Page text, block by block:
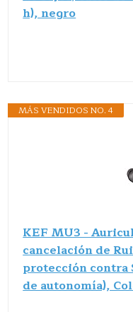
h), negro
MÁS VENDIDOS NO. 4
KEF MU3 -
cancelación de
protección contra
de autonomía),